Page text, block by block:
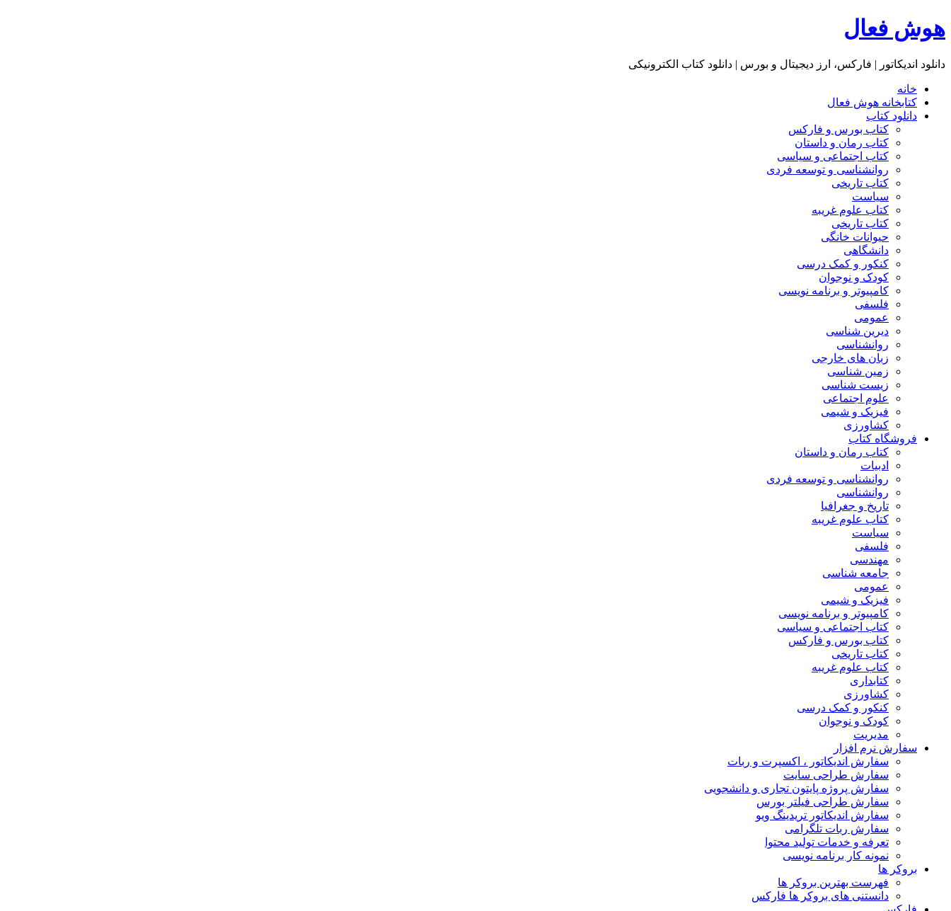
هوش فعال
دانلود اندیکاتور | فارکس، ارز دیجیتال و بورس | دانلود کتاب الکترونیکی
خانه
کتابخانه هوش فعال
دانلود کتاب
کتاب بورس و فارکس
کتاب رمان و داستان
کتاب اجتماعی و سیاسی
روانشناسی و توسعه فردی
کتاب تاریخی
سیاست
کتاب علوم غریبه
کتاب تاریخی
حیوانات خانگی
دانشگاهی
کنکور و کمک‌ درسی
کودک و نوجوان
کامپیوتر و برنامه نویسی
فلسفی
عمومی
دیرین شناسی
روانشناسی
زبان های خارجی
زمین شناسی
زیست شناسی
علوم اجتماعی
فیزیک و شیمی
کشاورزی
فروشگاه کتاب
کتاب رمان و داستان
ادبیات
روانشناسی و توسعه فردی
روانشناسی
تاریخ و جغرافیا
کتاب علوم غریبه
سیاست
فلسفی
مهندسی
جامعه شناسی
عمومی
فیزیک و شیمی
کامپیوتر و برنامه نویسی
کتاب اجتماعی و سیاسی
کتاب بورس و فارکس
کتاب تاریخی
کتاب علوم غریبه
کتابداری
کشاورزی
کنکور و کمک‌ درسی
کودک و نوجوان
مدیریت
سفارش نرم افزار
سفارش اندیکاتور ، اکسپرت و ربات
سفارش طراحی سایت
سفارش پروژه پایتون تجاری و دانشجویی
سفارش طراحی فیلتر بورس
سفارش اندیکاتور تریدینگ ویو
سفارش ربات تلگرامی
تعرفه و خدمات تولید محتوا
نمونه کار برنامه نویسی
بروکر ها
فهرست بهترین بروکر ها
دانستنی های بروکر ها فارکس